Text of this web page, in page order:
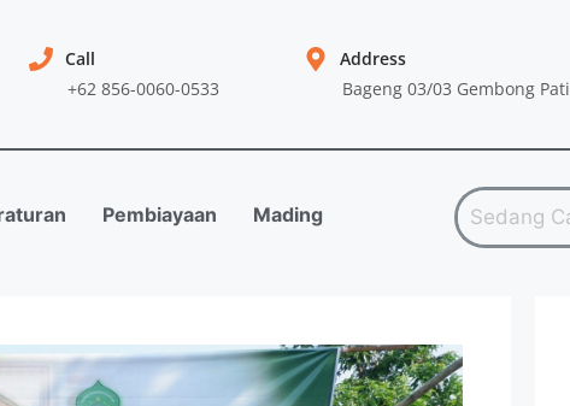
Call
+62 856-0060-0533
Address
Bageng 03/03 Gembong Pati
Pembiayaan Mading